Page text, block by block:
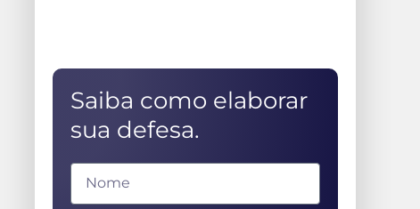
Saiba como elaborar
sua defesa.